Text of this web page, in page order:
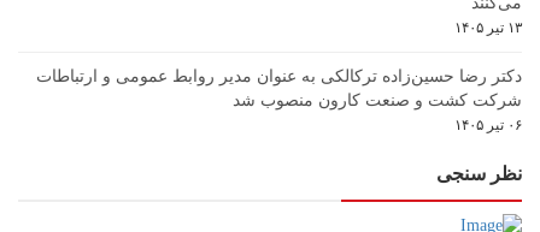
۱۳ تیر ۱۴۰۵
دکتر رضا حسین‌زاده ترکالکی به عنوان مدیر روابط عمومی و ارتباطات
شرکت کشت و صنعت کارون منصوب شد
۰۶ تیر ۱۴۰۵
نظر سنجی